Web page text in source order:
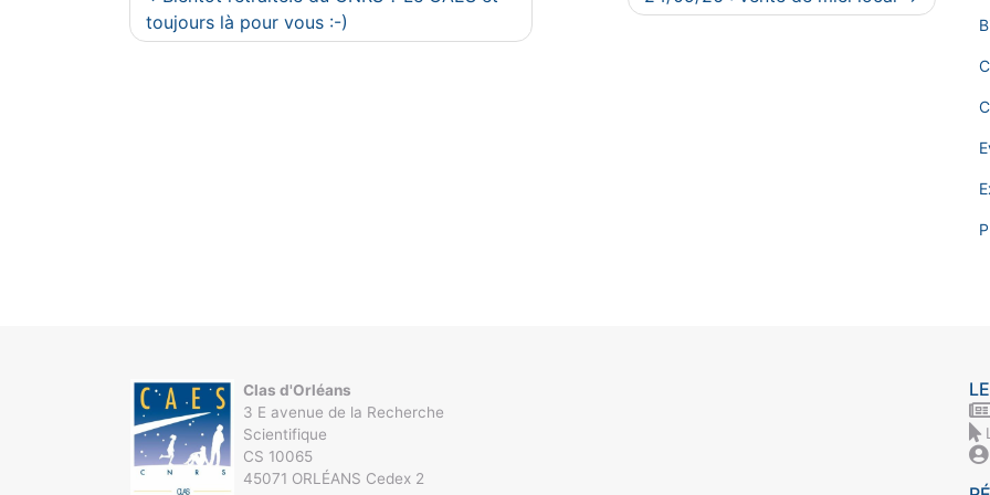
detoujours là pour vous :-)
Clas d'Orléans
3 E avenue de la Recherche
Scientifique
CS 10065
45071 ORLÉANS Cedex 2